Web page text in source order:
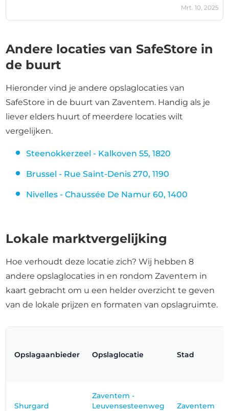
should value and strive to retain. Her attention to detail,
promotion and a pay rise. She would make an
outstanding manager.If you ever need assistance at this
customer service.
Mrt. 10, 2025
Andere locaties van SafeStore in
de buurt
Hieronder vind je andere opslaglocaties van
SafeStore in de buurt van Zaventem. Handig als je
liever elders huurt of meerdere locaties wilt
vergelijken.
Steenokkerzeel - Kalkoven 55, 1820
Brussel - Rue Saint-Denis 270, 1190
Nivelles - Chaussée De Namur 60, 1400
Lokale marktvergelijking
Hoe verhoudt deze locatie zich? Wij hebben 8
andere opslaglocaties in en rondom Zaventem in
kaart gebracht om u een helder overzicht te geven
van de lokale prijzen en formaten van opslagruimte.
Opslagaanbieder Opslaglocatie Stad
Shurgard
Zaventem -
Leuvensesteenweg
Zaventem